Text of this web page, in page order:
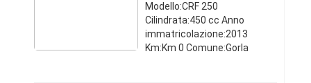
Modello:CRF 250
Cilindrata:450 cc Anno
immatricolazione:2013
Km:Km 0 Comune:Gorla